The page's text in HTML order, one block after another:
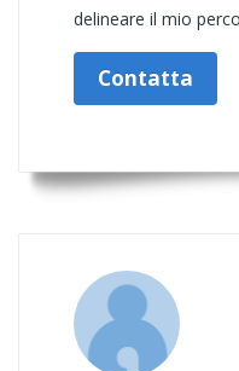
delineare il mio
Contatta